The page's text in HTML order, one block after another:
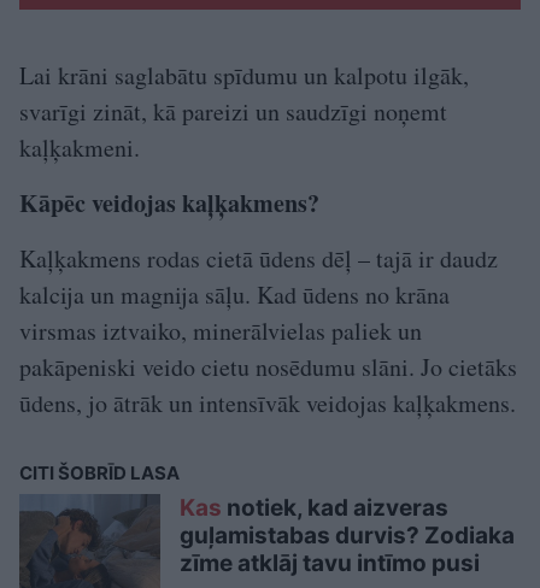
Lai krāni saglabātu spīdumu un kalpotu ilgāk,
svarīgi zināt, kā pareizi un saudzīgi noņemt
kaļķakmeni.
Kāpēc veidojas kaļķakmens?
Kaļķakmens rodas cietā ūdens dēļ – tajā ir daudz
kalcija un magnija sāļu. Kad ūdens no krāna
virsmas iztvaiko, minerālvielas paliek un
pakāpeniski veido cietu nosēdumu slāni. Jo cietāks
ūdens, jo ātrāk un intensīvāk veidojas kaļķakmens.
CITI ŠOBRĪD LASA
Kas notiek, kad aizveras
guļamistabas durvis? Zodiaka
zīme atklāj tavu intīmo pusi